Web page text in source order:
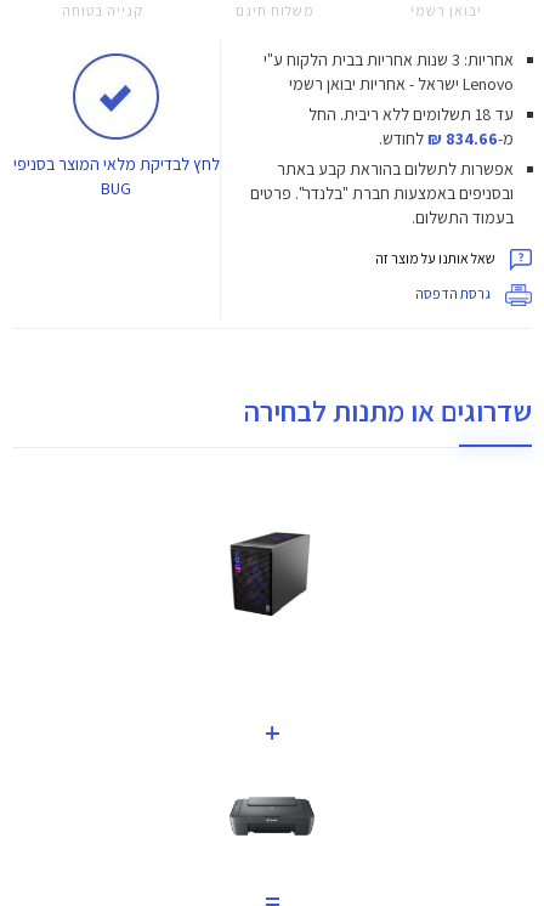
יבואן רשמי משלוח חינם קנייה בטוחה
אחריות: 3 שנות אחריות בבית הלקוח ע"י
Lenovo ישראל - אחריות יבואן רשמי
עד 18 תשלומים ללא ריבית.
החל
מ-834.66 ₪
לחודש.
אפשרות לתשלום בהוראת קבע באתר
ובסניפים באמצעות חברת "בלנדר". פרטים
בעמוד התשלום.
שאל אותנו על מוצר זה
גרסת הדפסה
לחץלבדיקת מלאי המוצר בסניפי
BUG
שדרוגים או מתנות לבחירה
+